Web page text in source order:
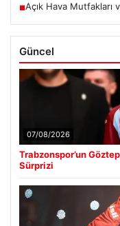
■Açık Hava Mutfakları
Güncel
07/08/2026
Trabzonspor’un
Sürprizi